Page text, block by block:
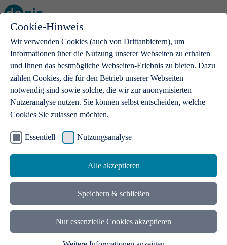
Cookie-Hinweis
Wir verwenden Cookies (auch von Drittanbietern), um
Informationen über die Nutzung unserer Webseiten zu erhalten
und Ihnen das bestmögliche Webseiten-Erlebnis zu bieten. Dazu
zählen Cookies, die für den Betrieb unserer Webseiten
notwendig sind sowie solche, die wir zur anonymisierten
Nutzeranalyse nutzen. Sie können selbst entscheiden, welche
Cookies Sie zulassen möchten.
Essentiell Nutzungsanalyse
Alle akzeptieren
Speichern & schließen
Nur essenzielle Cookies akzeptieren
Open main menu
.de-Domains
Mit einer .de-Domain erhalten Ideen eine Bühne